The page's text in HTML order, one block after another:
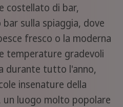
costellato di bar,
sulla spiaggia, dove
fresco o la moderna
temperature gradevoli
durante tutto l'anno,
insenature della
un luogo molto popolare